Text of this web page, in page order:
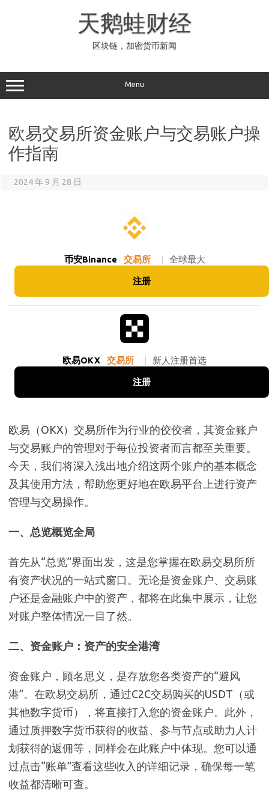
天鹅蛙财经
区块链，加密货币新闻
Menu
欧易交易所资金账户与交易账户操
作指南
2024 年 9 月 28 日
币安Binance 交易所 | 全球最大
注册
欧易OKX 交易所 | 新人注册首选
注册
欧易（OKX）交易所作为行业的佼佼者，其资金账户
与交易账户的管理对于每位投资者而言都至关重要。
今天，我们将深入浅出地介绍这两个账户的基本概念
及其使用方法，帮助您更好地在欧易平台上进行资产
管理与交易操作。
一、总览概览全局
首先从“总览”界面出发，这是您掌握在欧易交易所所
有资产状况的一站式窗口。无论是资金账户、交易账
户还是金融账户中的资产，都将在此集中展示，让您
对账户整体情况一目了然。
二、资金账户：资产的安全港湾
资金账户，顾名思义，是存放您各类资产的“避风
港”。在欧易交易所，通过C2C交易购买的USDT（或
其他数字货币），将直接打入您的资金账户。此外，
通过质押数字货币获得的收益、参与节点或助力人计
划获得的返佣等，同样会在此账户中体现。您可以通
过点击“账单”查看这些收入的详细记录，确保每一笔
收益都清晰可查。